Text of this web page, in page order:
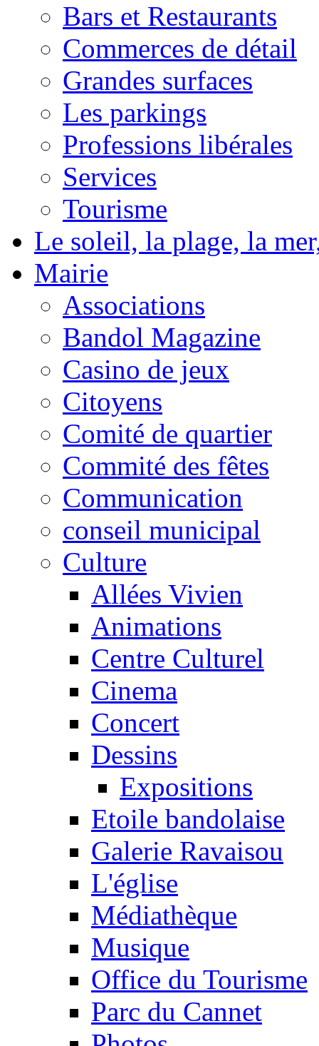
Bars et Restaurants
Commerces de détail
Grandes surfaces
Les parkings
Professions libérales
Services
Tourisme
Le soleil, la plage, la
Mairie
Associations
Bandol Magazine
Casino de jeux
Citoyens
Comité de quartier
Commité des fêtes
Communication
conseil municipal
Culture
Allées Vivien
Animations
Centre Culturel
Cinema
Concert
Dessins
Expositions
Etoile bandolaise
Galerie Ravaisou
L'église
Médiathèque
Musique
Office du Tourisme
Parc du Cannet